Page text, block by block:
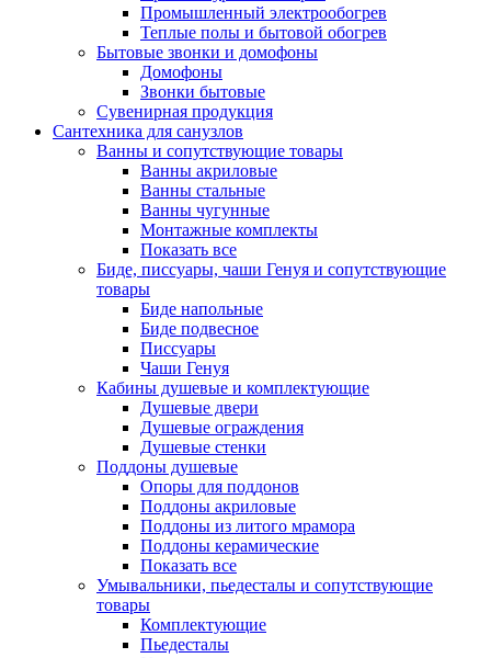
Промышленный электрообогрев
Теплые полы и бытовой обогрев
Бытовые звонки и домофоны
Домофоны
Звонки бытовые
Сувенирная продукция
Сантехника для санузлов
Ванны и сопутствующие товары
Ванны акриловые
Ванны стальные
Ванны чугунные
Монтажные комплекты
Показать все
Биде, писсуары, чаши Генуя и сопутствующие
товары
Биде напольные
Биде подвесное
Писсуары
Чаши Генуя
Кабины душевые и комплектующие
Душевые двери
Душевые ограждения
Душевые стенки
Поддоны душевые
Опоры для поддонов
Поддоны акриловые
Поддоны из литого мрамора
Поддоны керамические
Показать все
Умывальники, пьедесталы и сопутствующие
товары
Комплектующие
Пьедесталы